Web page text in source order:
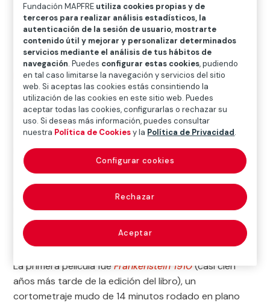
Boris Karloff / Frankenstein,
De la serie “Antlitz der Zeit“ 2002-2004
© VEGAP 2022
Inicio>Exposiciones y colecciones>Arte en digital
Cultura en movimiento>Frankenstein o el moderno
Prometeo
​El verano de 1816, Mary Shelley, acompañada de un
grupo de amigos, escribió el germen de
Frankenstein o
el Moderno Prometeo. La novela es considerada el
primer relato de ciencia ficción contemporáneo y no
ha dejado de ser una fuente inagotable de inspiración
a lo largo de generaciones de artistas, escritores y
cineastas.
La primera película fueFrankenstein 1910(casi cien
años más tarde de la edición del libro), un
cortometraje mudo de 14 minutos rodado en plano
Fundación MAPFRE utiliza cookies propias y de
terceros para realizar análisis estadísticos, la
autenticación de la sesión de usuario, mostrarte
contenido útil y mejorar y personalizar determinados
servicios mediante el análisis de tus hábitos de
navegación. Puedes configurar estas cookies, pudiendo
en tal caso limitarse la navegación y servicios del sitio
web. Si aceptas las cookies estás consintiendo la
utilización de las cookies en este sitio web. Puedes
aceptar todas las cookies, configurarlas o rechazar su
uso. Si deseas más información, puedes consultar
nuestra Política de Cookiesy la Política de Privacidad.
Rechazar
Aceptar
Configurar cookies